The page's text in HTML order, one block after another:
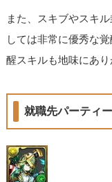
また、スキブやスキ
しては非常に優秀な
醒スキルも地味にあり
就職先パーティー